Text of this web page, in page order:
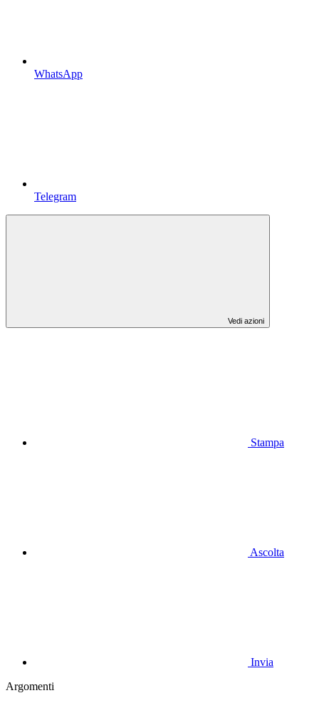
WhatsApp
Telegram
Vedi azioni
Stampa
Ascolta
Invia
Argomenti